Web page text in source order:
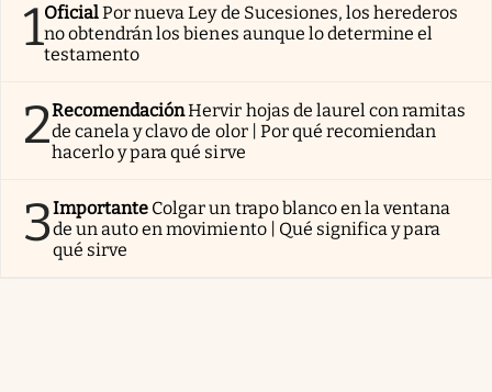
1OficialPor nueva Ley de Sucesiones, los herederos
no obtendrán los bienes aunque lo determine el
testamento
2RecomendaciónHervir hojas de laurel con ramitas
de canela y clavo de olor | Por qué recomiendan
hacerlo y para qué sirve
3Importante Colgar un trapo blanco en la ventana
de un auto en movimiento | Qué significa y para
qué sirve